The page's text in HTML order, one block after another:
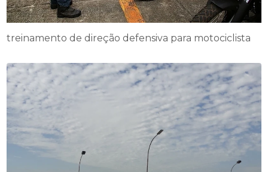
treinamento de direção defensiva para motociclista